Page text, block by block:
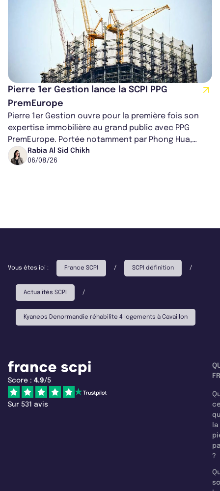
Pierre 1er Gestion lance la SCPI PPG
PremEurope
Pierre 1er Gestion ouvre pour la première fois son
expertise immobilière au grand public avec PPG
PremEurope. Portée notamment par Phong Hua,
ancien directeur des investissements d...
Rabia Al Sid Chikh
06/08/26
Vous êtes ici : France SCPI / SCPI définition /
Actualités SCPI /
Kyaneos Denormandie réhabilite 4 logements à Cavaillon
Score : 4.9/5
Sur 531 avis
la
?